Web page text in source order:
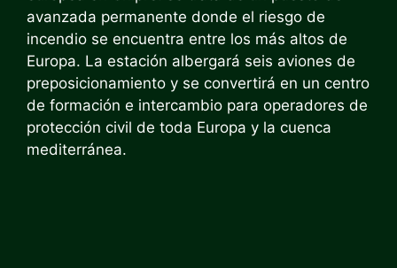
avanzada permanente donde el riesgo de
incendio se encuentra entre los más altos de
Europa. La estación albergará seis aviones de
preposicionamiento y se convertirá en un centro
de formación e intercambio para operadores de
protección civil de toda Europa y la cuenca
mediterránea.